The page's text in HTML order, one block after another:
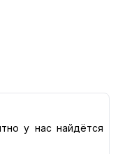
у нас найдётся